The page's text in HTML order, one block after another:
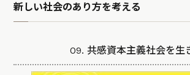
新しい社会のあり方を考える
09. 共感資本主義社会を生